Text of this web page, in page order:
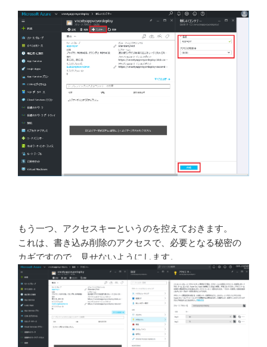
もう一つ、アクセスキーというのを控えておきます。
これは、書き込み削除のアクセスで、必要となる秘密の
カギですので、見せないようにします。